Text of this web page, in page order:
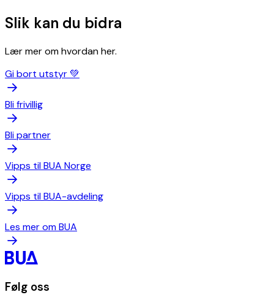
Slik kan du bidra
Lær mer om hvordan her.
Gi bort utstyr 💚
Bli frivillig
Bli partner
Vipps til BUA Norge
Vipps til BUA-avdeling
Les mer om BUA
Følg oss